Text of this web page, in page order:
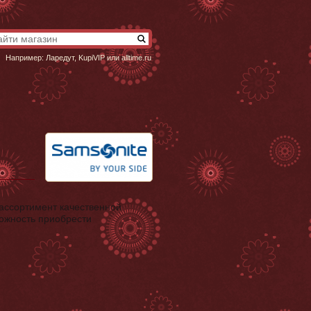
качественной
приобрести
Например: Ларедут, KupiVIPилиalltime.ru